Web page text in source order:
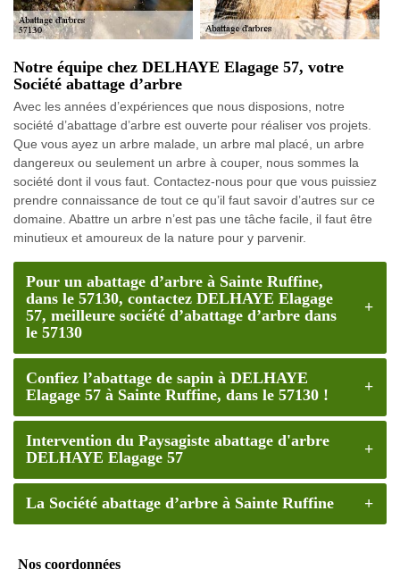
Notre équipe chez DELHAYE Elagage 57, votre
Société abattage d’arbre
Avec les années d’expériences que nous disposions, notre
société d’abattage d’arbre est ouverte pour réaliser vos projets.
Que vous ayez un arbre malade, un arbre mal placé, un arbre
dangereux ou seulement un arbre à couper, nous sommes la
société dont il vous faut. Contactez-nous pour que vous puissiez
prendre connaissance de tout ce qu’il faut savoir d’autres sur ce
domaine. Abattre un arbre n’est pas une tâche facile, il faut être
minutieux et amoureux de la nature pour y parvenir.
Pour un abattage d’arbre à Sainte Ruffine,
dans le 57130, contactez DELHAYE Elagage
57, meilleure société d’abattage d’arbre dans
le 57130
Confiez l’abattage de sapin à DELHAYE
Elagage 57 à Sainte Ruffine, dans le 57130 !
Intervention du Paysagiste abattage d'arbre
DELHAYE Elagage 57
La Société abattage d’arbre à Sainte Ruffine
Nos coordonnées